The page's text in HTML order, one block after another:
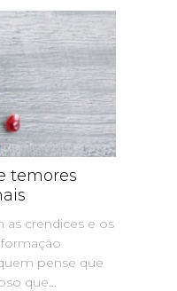
temores
as crendices e os
pense que
que...